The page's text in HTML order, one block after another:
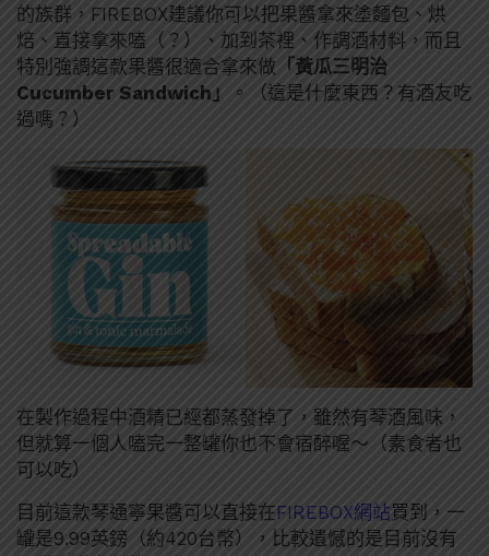
的族群，FIREBOX建議你可以把果醬拿來塗麵包、烘
焙、直接拿來嗑（？）、加到茶裡、作調酒材料，而且
特別強調這款果醬很適合拿來做 「黃瓜三明治
Cucumber Sandwich」
。（這是什麼東西？有酒友吃
過嗎？）
在製作過程中酒精已經都蒸發掉了，雖然有琴酒風味，
但就算一個人嗑完一整罐你也不會宿醉喔～（素食者也
可以吃）
目前這款琴通寧果醬可以直接在FIREBOX網站買到，一
罐是9.99英鎊（約420台幣），比較遺憾的是目前沒有